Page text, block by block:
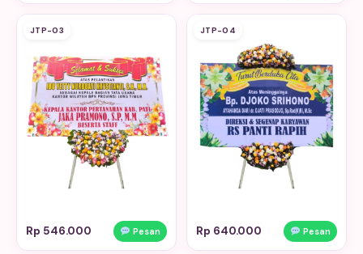
JTP-03
Rp 546.000 Pesan
JTP-04
Rp 640.000 Pesan